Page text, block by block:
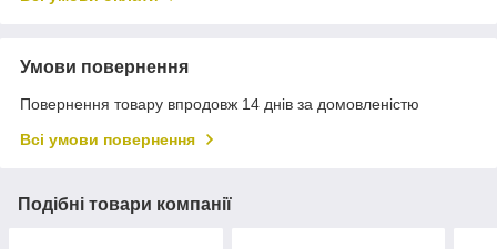
Умови повернення
Повернення товару впродовж 14 днів за домовленістю
Всі умови повернення
Подібні товари компанії